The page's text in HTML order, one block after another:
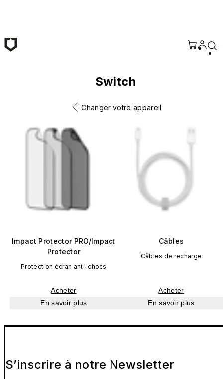
Switch
Changer votre appareil
Impact Protector PRO/Impact
Protector
Protection écran anti-chocs
Acheter
En savoir plus
Câbles
Câbles de recharge
Acheter
En savoir plus
S’inscrire à notre Newsletter